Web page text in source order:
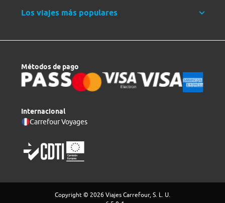
Los viajes más populares
Métodos de pago
Internacional
Carrefour Voyages
Copyright © 2026 Viajes Carrefour, S. L. U.